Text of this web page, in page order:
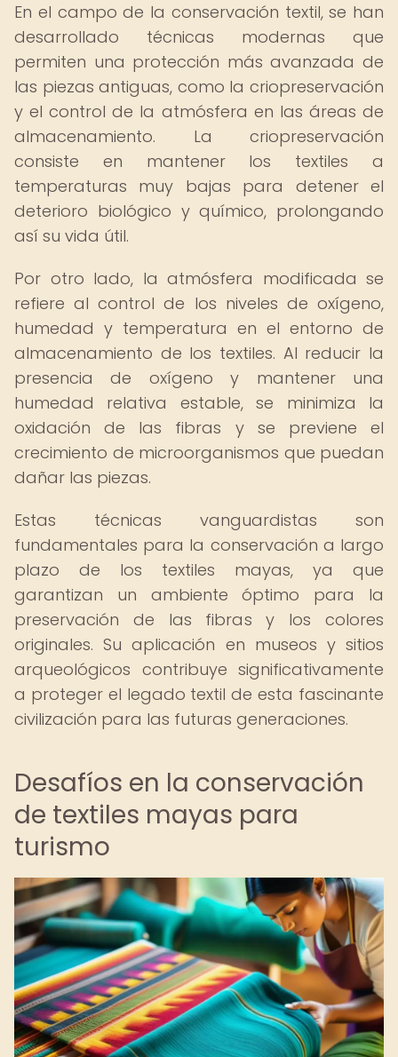
En el campo de la conservación textil, se han
desarrollado técnicas modernas que
permiten una protección más avanzada de
las piezas antiguas, como la criopreservación
y el control de la atmósfera en las áreas de
almacenamiento. La criopreservación
consiste en mantener los textiles a
temperaturas muy bajas para detener el
deterioro biológico y químico, prolongando
así su vida útil.
Por otro lado, la atmósfera modificada se
refiere al control de los niveles de oxígeno,
humedad y temperatura en el entorno de
almacenamiento de los textiles. Al reducir la
presencia de oxígeno y mantener una
humedad relativa estable, se minimiza la
oxidación de las fibras y se previene el
crecimiento de microorganismos que puedan
dañar las piezas.
Estas técnicas vanguardistas son
fundamentales para la conservación a largo
plazo de los textiles mayas, ya que
garantizan un ambiente óptimo para la
preservación de las fibras y los colores
originales. Su aplicación en museos y sitios
arqueológicos contribuye significativamente
a proteger el legado textil de esta fascinante
civilización para las futuras generaciones.
Desafíos en la conservación
de textiles mayas para
turismo